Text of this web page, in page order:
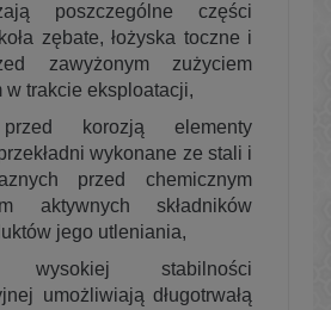
poszczególne części
zębate, łożyska toczne i
zawyżonym zużyciem
w trakcie eksploatacji,
korozją elementy
wykonane ze stali i
przed chemicznym
aktywnych składników
jego utleniania,
stabilności
umożliwiają długotrwałą